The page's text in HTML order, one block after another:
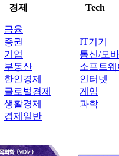
경제 Tech
금융
증권
기업
부동산
한인경제
글로벌경제
생활경제
경제일반
IT기기
통신/모
소프트웨
인터넷
게임
과학